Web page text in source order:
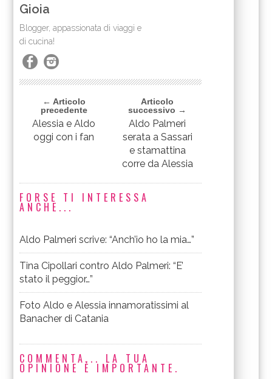
Gioia
Blogger, appassionata di viaggi e
di cucina!
← Articolo
precedente
Alessia e Aldo
oggi con i fan
Articolo
successivo →
Aldo Palmeri
serata a Sassari
e stamattina
corre da Alessia
FORSE TI INTERESSA
ANCHE...
Aldo Palmeri scrive: “Anch’io ho la mia…”
Tina Cipollari contro Aldo Palmeri: “E’
stato il peggior…”
Foto Aldo e Alessia innamoratissimi al
Banacher di Catania
COMMENTA... LA TUA
OPINIONE È IMPORTANTE.